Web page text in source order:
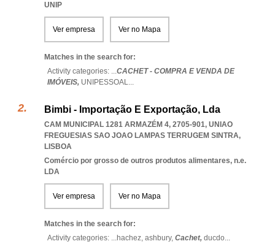
UNIP
Ver empresa Ver no Mapa
Matches in the search for:
Activity categories: ...CACHET - COMPRA E VENDA DE
IMÓVEIS, UNIPESSOAL...
Bimbi - Importação E Exportação, Lda
CAM MUNICIPAL 1281 ARMAZÉM 4, 2705-901, UNIAO
FREGUESIAS SAO JOAO LAMPAS TERRUGEM SINTRA,
LISBOA
Comércio por grosso de outros produtos alimentares, n.e.
LDA
Ver empresa Ver no Mapa
Matches in the search for:
Activity categories: ...hachez, ashbury, Cachet, ducdo...